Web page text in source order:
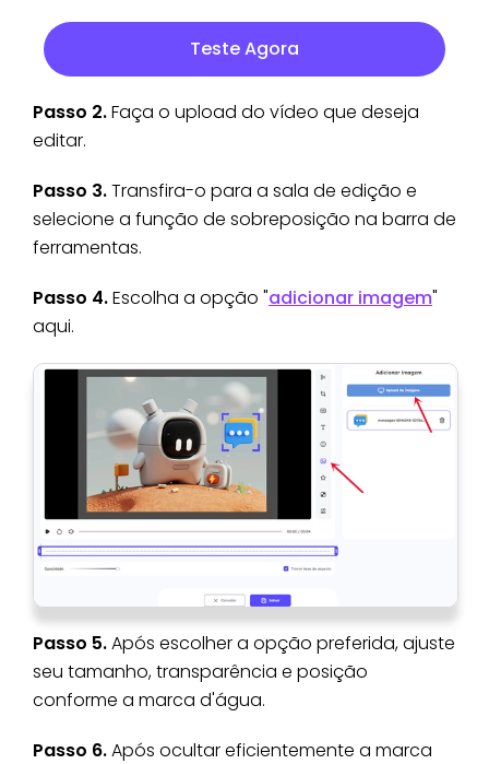
Teste Agora
Passo 2.Faça o upload do vídeo que deseja
editar.
Passo 3.Transfira-o para a sala de edição e
selecione a função de sobreposição na barra de
ferramentas.
Passo 4.Escolha a opção "adicionar imagem"
aqui.
Passo 5.Após escolher a opção preferida, ajuste
seu tamanho, transparência e posição
conforme a marca d'água.
Passo 6.Após ocultar eficientemente a marca